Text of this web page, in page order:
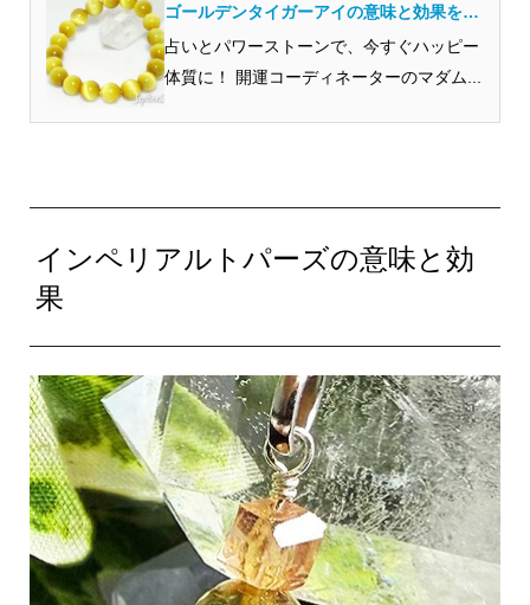
ゴールデンタイガーアイの意味と効果を開
運のプロから見ると？
占いとパワーストーンで、今すぐハッピー
体質に！ 開運コーディネーターのマダム...
インペリアルトパーズの意味と効
果